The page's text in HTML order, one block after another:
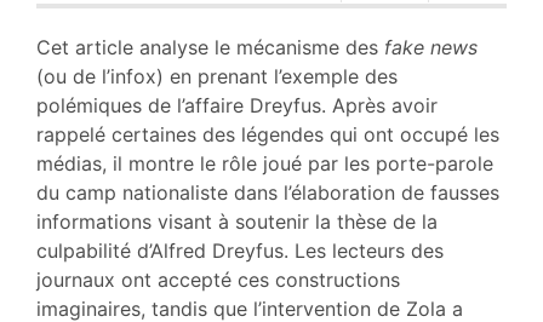
Plan
Texte
Notes
Citer cet article
Auteur
Cet article analyse le mécanisme des fake news
(ou de l’infox) en prenant l’exemple des
polémiques de l’affaire Dreyfus. Après avoir
rappelé certaines des légendes qui ont occupé les
médias, il montre le rôle joué par les porte-parole
du camp nationaliste dans l’élaboration de fausses
informations visant à soutenir la thèse de la
culpabilité d’Alfred Dreyfus. Les lecteurs des
journaux ont accepté ces constructions
imaginaires, tandis que l’intervention de Zola a